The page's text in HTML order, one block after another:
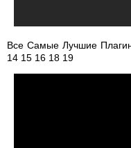
Все Самые Лучшие
14 15 16 18 19